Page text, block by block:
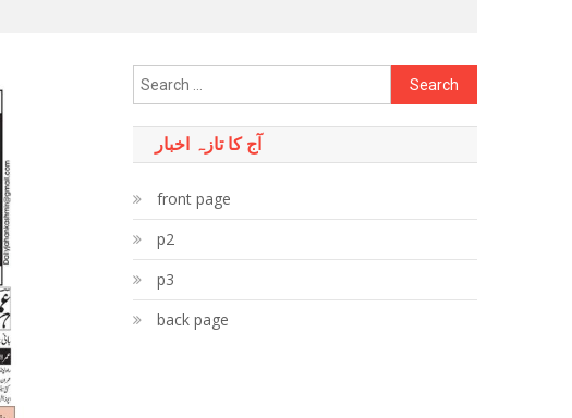
Search
for:
آج کا تازہ اخبار
front page
p2
p3
back page